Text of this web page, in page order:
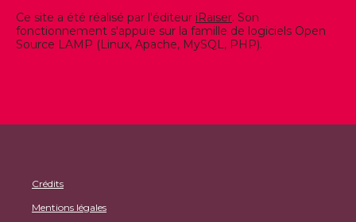
Ce site a été réalisé par l'éditeur iRaiser. Son
fonctionnement s'appuie sur la famille de logiciels Open
Source LAMP (Linux, Apache, MySQL, PHP).
Crédits
Mentions légales